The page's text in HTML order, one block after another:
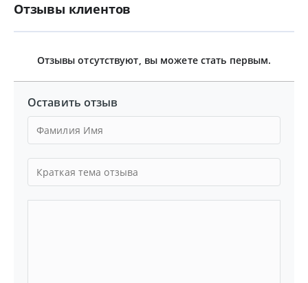
Отзывы клиентов
Отзывы отсутствуют, вы можете стать первым.
Оставить отзыв